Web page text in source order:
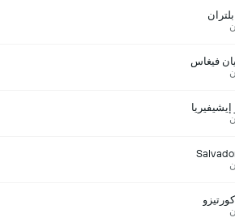
فيغاس